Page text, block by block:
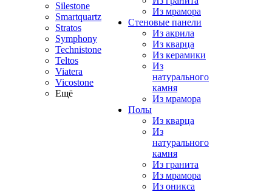
Silestone
Smartquartz
Stratos
Symphony
Technistone
Teltos
Viatera
Vicostone
Ещё
Из мрамора
Стеновые панели
Из акрила
Из кварца
Из керамики
Из
натурального
камня
Из мрамора
Полы
Из кварца
Из
натурального
камня
Из гранита
Из мрамора
Из оникса